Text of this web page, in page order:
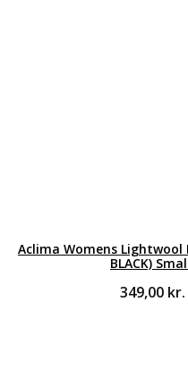
Aclima Womens Lightwool
BLACK)
349,00 kr.